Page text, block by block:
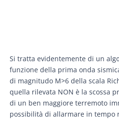
Si tratta evidentemente di un
funzione della prima onda
di magnitudo M>6 della scala
quella rilevata NON è la scossa
di un ben maggiore terremoto
possibilità di allarmare in tempo